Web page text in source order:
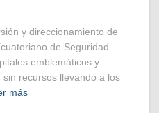
y direccionamiento de
de Seguridad
emblemáticos y
recursos llevando a los
más